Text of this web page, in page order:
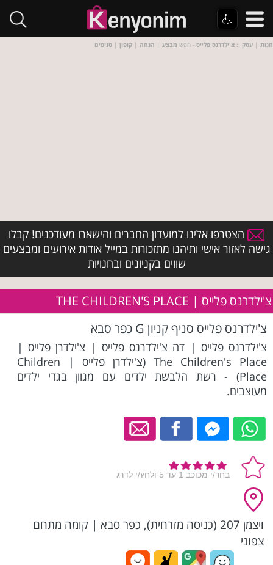
חנות | עסק :: צ'ילדרנס פלייס - חפש מבצע | הנחה | קופון | סניפים
הצטרפו אלינו למועדון החברים והישארו מעודכנים! קבלו
גישה לאזור אישי ותיהנו מתזכורות במייל אודות אירועים ומבצעים
שווים בקניונים ובחנויות
צ'ילדרנס פלייס | THE CHILDREN'S PLACE
צ'ילדרנס פלייס סניף קניון G כפר סבא
צ'ילדרנס פלייס | דה צ'ילדרנס פלייס | צ'ילדרן פלייס |
The Children's Place (צ'ילדרן פלייס | Children
Place) - רשת הלבשת ילדים עם מגוון בגדי ילדים
מעוצבים.
ויצמן 207 (כניסה מזרחית), כפר סבא | קומה מתחם
צפוני